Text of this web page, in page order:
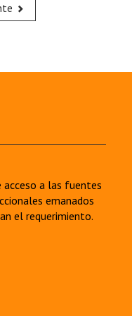
acceso a las fuentes
emanados
el requerimiento.